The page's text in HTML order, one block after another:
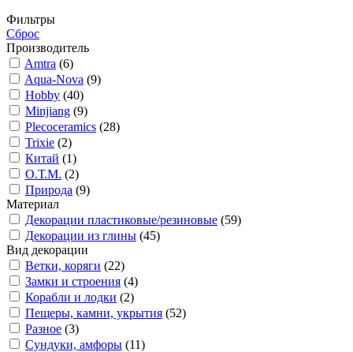
Фильтры
Сброс
Производитель
Amtra (6)
Aqua-Nova (9)
Hobby (40)
Minjiang (9)
Plecoceramics (28)
Trixie (2)
Китай (1)
О.Т.М. (2)
Природа (9)
Материал
Декорации пластиковые/резиновые (59)
Декорации из глины (45)
Вид декорации
Ветки, коряги (22)
Замки и строения (4)
Корабли и лодки (2)
Пещеры, камни, укрытия (52)
Разное (3)
Сундуки, амфоры (11)